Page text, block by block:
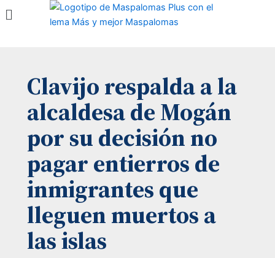
Menú
Clavijo respalda a la
alcaldesa de Mogán
por su decisión no
pagar entierros de
inmigrantes que
lleguen muertos a
las islas